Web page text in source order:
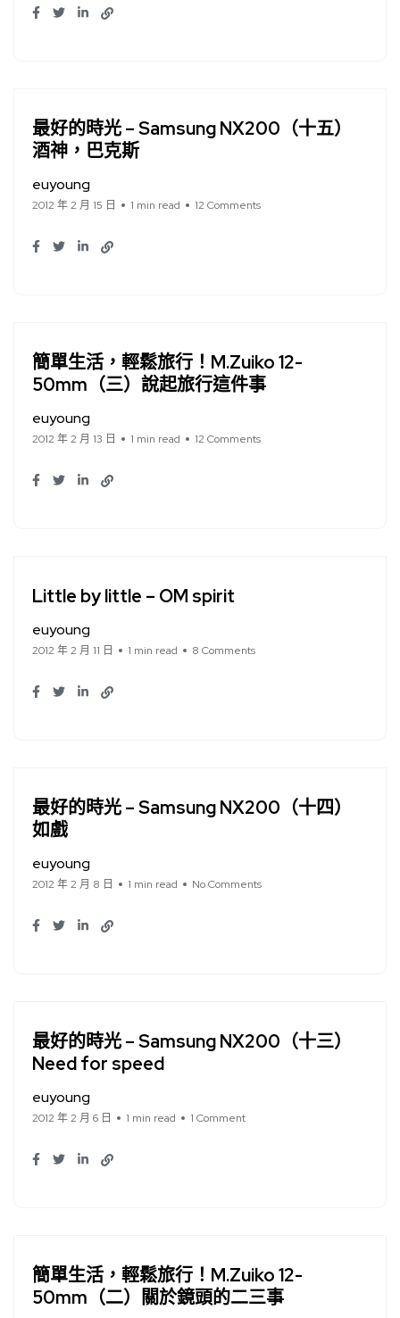
最好的時光 – Samsung NX200（十五）
酒神，巴克斯
euyoung
2012 年 2 月 15 日 1 min read 12 Comments
簡單生活，輕鬆旅行！M.Zuiko 12-
50mm（三）說起旅行這件事
euyoung
2012 年 2 月 13 日 1 min read 12 Comments
Little by little – OM spirit
euyoung
2012 年 2 月 11 日 1 min read 8 Comments
最好的時光 – Samsung NX200（十四）
如戲
euyoung
2012 年 2 月 8 日 1 min read No Comments
最好的時光 – Samsung NX200（十三）
Need for speed
euyoung
2012 年 2 月 6 日 1 min read 1 Comment
簡單生活，輕鬆旅行！M.Zuiko 12-
50mm（二）關於鏡頭的二三事